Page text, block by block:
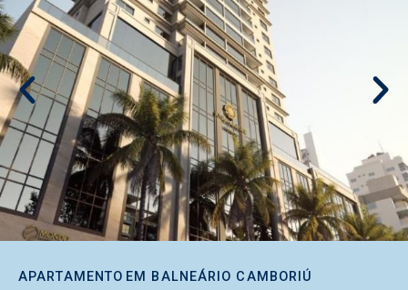
APARTAMENTO EM BALNEÁRIO CAMBORIÚ